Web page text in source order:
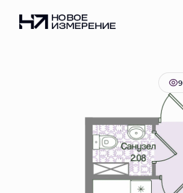
2-комнатная55.1 м 14